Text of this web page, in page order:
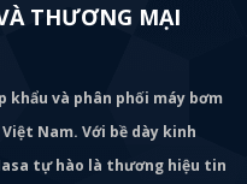
THƯƠNG MẠI
khẩu và phân phối máy bơm
Nam. Với bề dày kinh
tự hào là thương hiệu tin